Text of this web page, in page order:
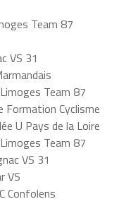
Team 87
VS 31
Team 87
Formation Cyclisme
U Pays de la Loire
Team 87
VS 31
VS
Confolens